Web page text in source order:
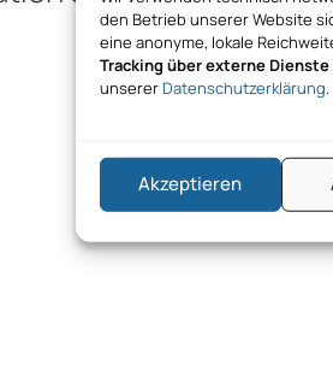
den Betrieb unserer Website
eine anonyme, lokale
Tracking über externe
unserer Datenschutzerklärung.
Akzeptieren